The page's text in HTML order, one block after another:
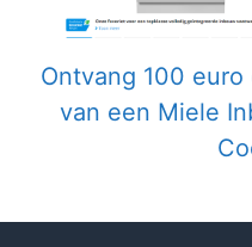
Ontvang 100
van een Miele